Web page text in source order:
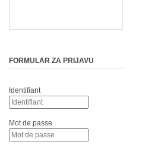
FORMULAR ZA PRIJAVU
Identifiant
Mot de passe